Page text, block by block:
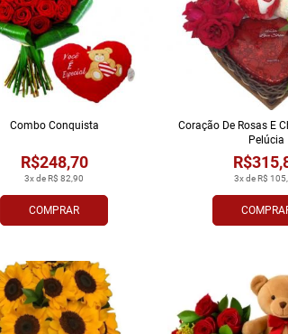
COMPRAR
3x de R$ 82,90
R$248,70
Combo Conquista
3x de R$
Coração De Rosas E
Pelúcia